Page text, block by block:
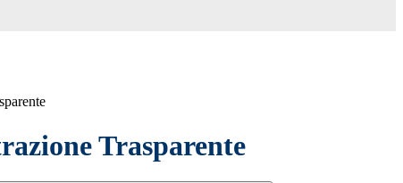
Trasparente